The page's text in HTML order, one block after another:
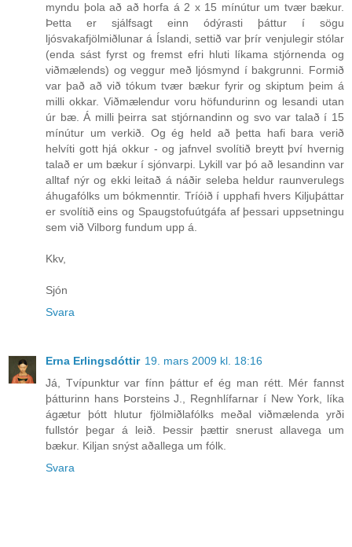
myndu þola að að horfa á 2 x 15 mínútur um tvær bækur.
Þetta er sjálfsagt einn ódýrasti þáttur í sögu
ljósvakafjölmiðlunar á Íslandi, settið var þrír venjulegir stólar
(enda sást fyrst og fremst efri hluti líkama stjórnenda og
viðmælends) og veggur með ljósmynd í bakgrunni. Formið
var það að við tókum tvær bækur fyrir og skiptum þeim á
milli okkar. Viðmælendur voru höfundurinn og lesandi utan
úr bæ. Á milli þeirra sat stjórnandinn og svo var talað í 15
mínútur um verkið. Og ég held að þetta hafi bara verið
helvíti gott hjá okkur - og jafnvel svolítið breytt því hvernig
talað er um bækur í sjónvarpi. Lykill var þó að lesandinn var
alltaf nýr og ekki leitað á náðir seleba heldur raunverulegs
áhugafólks um bókmenntir. Tríóið í upphafi hvers Kiljuþáttar
er svolítið eins og Spaugstofuútgáfa af þessari uppsetningu
sem við Vilborg fundum upp á.
Kkv,
Sjón
Svara
Erna Erlingsdóttir 19. mars 2009 kl. 18:16
Já, Tvípunktur var fínn þáttur ef ég man rétt. Mér fannst
þátturinn hans Þorsteins J., Regnhlífarnar í New York, líka
ágætur þótt hlutur fjölmiðlafólks meðal viðmælenda yrði
fullstór þegar á leið. Þessir þættir snerust allavega um
bækur. Kiljan snýst aðallega um fólk.
Svara